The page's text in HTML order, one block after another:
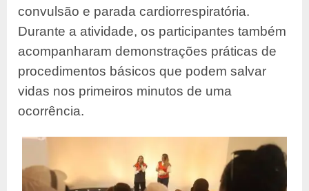
convulsão e parada cardiorrespiratória.
Durante a atividade, os participantes também
acompanharam demonstrações práticas de
procedimentos básicos que podem salvar
vidas nos primeiros minutos de uma
ocorrência.